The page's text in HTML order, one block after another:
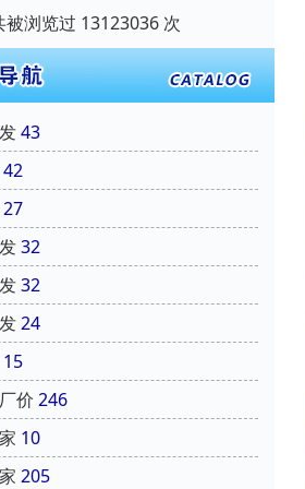
被浏览过 13123036 次
43
42
27
32
32
24
15
价 246
10
205